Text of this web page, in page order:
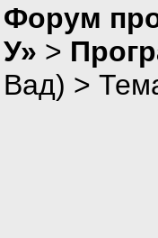
Форум
У» >
Вад) >